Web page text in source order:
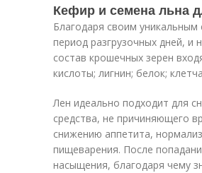
Кефир и семена льна
Благодаря своим уникальным
период разгрузочных дней,
состав крошечных зерен
кислоты; лигнин; белок;
Лен идеально подходит для
средства, не причиняющего
снижению аппетита,
пищеварения. После
насыщения, благодаря чему